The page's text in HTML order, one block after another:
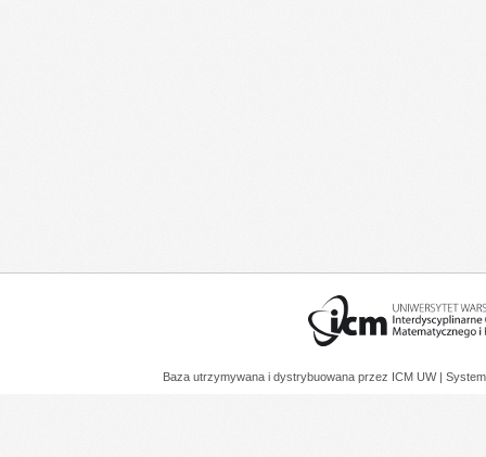
Baza utrzymywana i dystrybuowana przez ICM UW |